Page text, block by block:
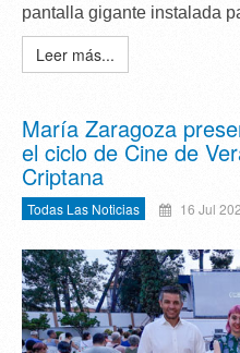
pantalla gigante instalada
Leer más...
María Zaragoza
el ciclo de Cine de
Criptana
Todas Las Noticias 16 Jul